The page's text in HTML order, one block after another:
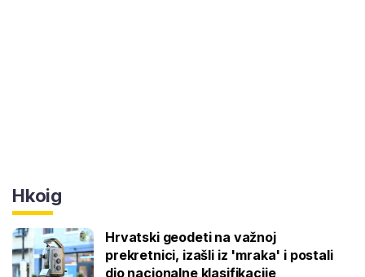
Hkoig
Hrvatski geodeti na važnoj
prekretnici, izašli iz 'mraka' i postali
dio nacionalne klasifikacije